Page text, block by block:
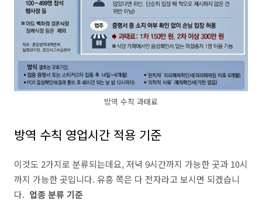
방역 수칙 과태료
방역 수칙 영업시간 적용 기준
이것도 2가지로 분류되는데요, 저녁 9시간까지 가능한 곳과 10시
까지 가능한 곳입니다. 유흥 쪽은 다 전자라고 보시면 되겠습니
다. 업종 분류 기준